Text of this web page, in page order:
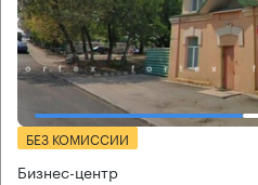
БЕЗ КОМИССИИ
Бизнес-центр